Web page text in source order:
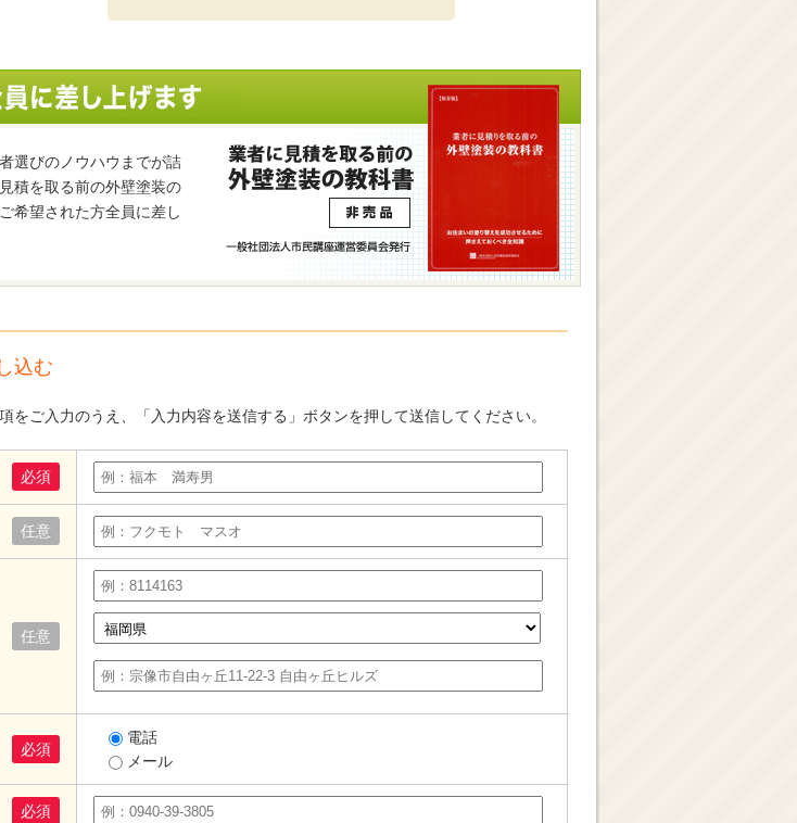
選びのノウハウまでが詰
積を取る前の外壁塗装の
希望された方全員に差し
込む
をご入力のうえ、「入力内容を送信する」ボタンを押して送信してください。
必須
任意
任意
必須
電話
メール
必須